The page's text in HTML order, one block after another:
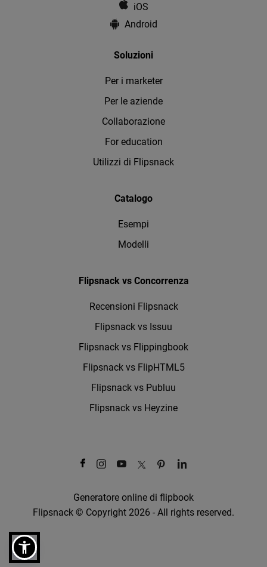
iOS
Android
Soluzioni
Per i marketer
Per le aziende
Collaborazione
For education
Utilizzi di Flipsnack
Catalogo
Esempi
Modelli
Flipsnack vs Concorrenza
Recensioni Flipsnack
Flipsnack vs Issuu
Flipsnack vs Flippingbook
Flipsnack vs FlipHTML5
Flipsnack vs Publuu
Flipsnack vs Heyzine
Generatore online di flipbook
Flipsnack © Copyright 2026 - All rights reserved.